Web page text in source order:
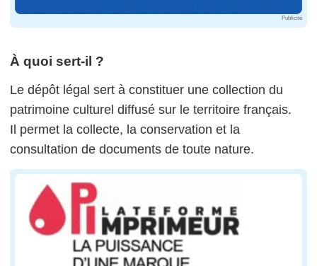
Publicité
À quoi sert-il ?
Le dépôt légal sert à constituer une collection du
patrimoine culturel diffusé sur le territoire français.
Il permet la collecte, la conservation et la
consultation de documents de toute nature.